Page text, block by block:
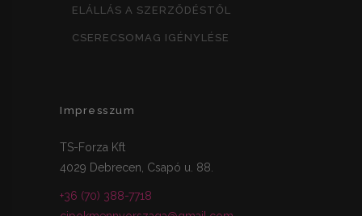
ELÁLLÁS A SZERZŐDÉSTŐL
CSERECSOMAG IGÉNYLÉSE
Impresszum
TS-Forza Kft
4029 Debrecen, Csapó u. 88.
+36 (70) 388-7718